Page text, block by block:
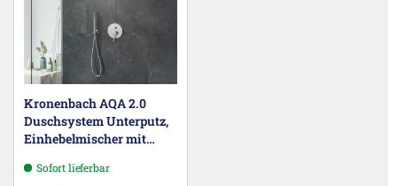
Kronenbach AQA 2.0
Duschsystem Unterputz,
Einhebelmischer mit
Sofort lieferbar